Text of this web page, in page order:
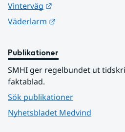
Vinterväg
Väderlarm
Publikationer
SMHI ger regelbundet ut
faktablad.
Sök publikationer
Nyhetsbladet Medvind